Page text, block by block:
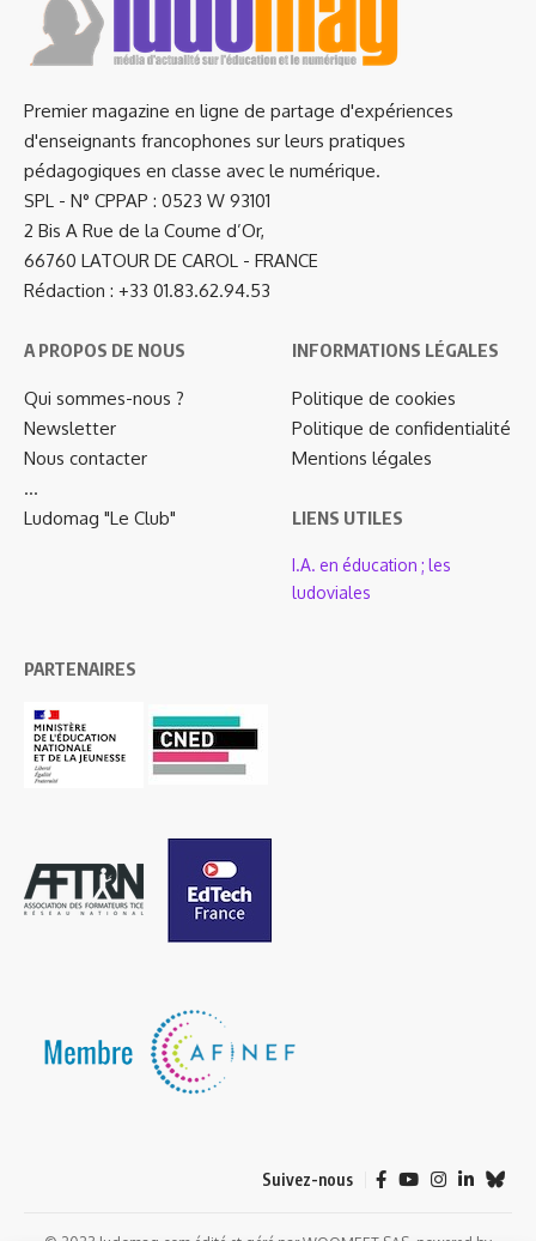
Premier magazine en ligne de partage d'expériences
d'enseignants francophones sur leurs pratiques
pédagogiques en classe avec le numérique.
SPL - N° CPPAP : 0523 W 93101
2 Bis A Rue de la Coume d’Or,
66760 LATOUR DE CAROL - FRANCE
Rédaction : +33 01.83.62.94.53
A PROPOS DE NOUS
Qui sommes-nous ?
Newsletter
Nous contacter
…
Ludomag "Le Club"
INFORMATIONS LÉGALES
Politique de cookies
Politique de confidentialité
Mentions légales
LIENS UTILES
I.A. en éducation ; les
ludoviales
PARTENAIRES
Suivez-nous